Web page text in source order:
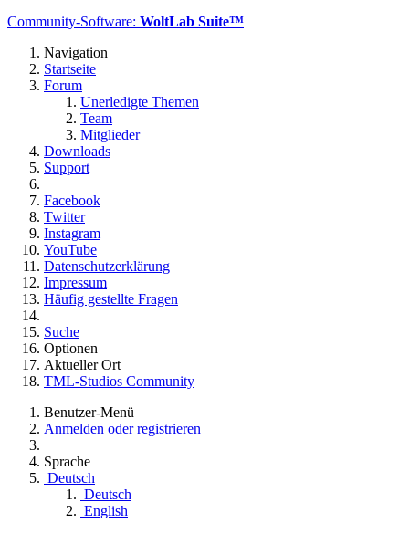
Community-Software: WoltLab Suite™
Navigation
Startseite
Forum
Unerledigte Themen
Team
Mitglieder
Downloads
Support
Facebook
Twitter
Instagram
YouTube
Datenschutzerklärung
Impressum
Häufig gestellte Fragen
Suche
Optionen
Aktueller Ort
TML-Studios Community
Benutzer-Menü
Anmelden oder registrieren
Sprache
Deutsch
Deutsch
English